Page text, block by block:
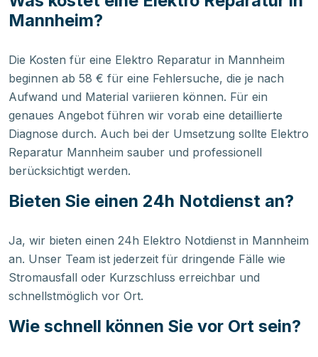
Mannheim?
Die Kosten für eine Elektro Reparatur in Mannheim
beginnen ab 58 € für eine Fehlersuche, die je nach
Aufwand und Material variieren können. Für ein
genaues Angebot führen wir vorab eine detaillierte
Diagnose durch. Auch bei der Umsetzung sollte Elektro
Reparatur Mannheim sauber und professionell
berücksichtigt werden.
Bieten Sie einen 24h Notdienst an?
Ja, wir bieten einen 24h Elektro Notdienst in Mannheim
an. Unser Team ist jederzeit für dringende Fälle wie
Stromausfall oder Kurzschluss erreichbar und
schnellstmöglich vor Ort.
Wie schnell können Sie vor Ort sein?